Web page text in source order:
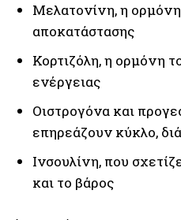
Μελατονίνη, η
αποκατάστασης
Κορτιζόλη, η ορμόνη
ενέργειας
Οιστρογόνα και
επηρεάζουν κύκλο,
Ινσουλίνη, που
και το βάρος